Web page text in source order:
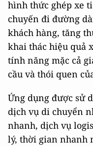
hình thức ghép xe
chuyến đi đường
khách hàng, tăng
khai thác hiệu quả
tính năng mặc cả
cầu và thói quen
Ứng dụng được sử
dịch vụ di chuyển
nhanh, dịch vụ
lý, thời gian nhanh